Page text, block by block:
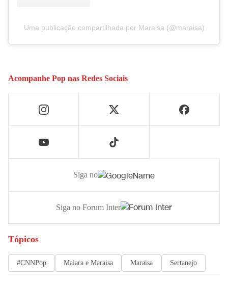
Uma publicação compartilhada por Maraisa (@maraisa)
Acompanhe Pop nas Redes Sociais
Siga no
Siga no Forum Inter
Tópicos
#CNNPop Maiara e Maraisa Maraisa Sertanejo